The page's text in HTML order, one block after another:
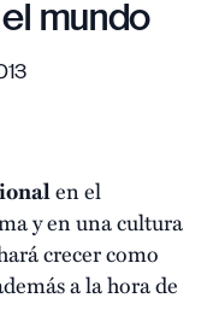
mundo
en el
y en una cultura
crecer como
a la hora de